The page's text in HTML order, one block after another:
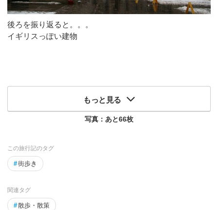
後ろを振り返ると。。。
イギリスっぽい建物
もっと見る
写真：あと66枚
この旅行記のタグ
#街歩き
関連タグ
#散歩・散策